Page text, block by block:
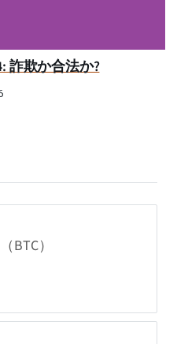
詐欺か合法か?
BTC）